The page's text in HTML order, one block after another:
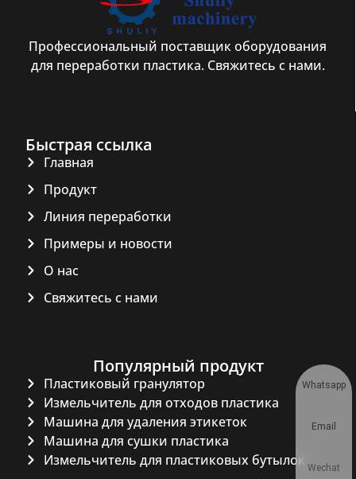
Профессиональный поставщик оборудования
для переработки пластика. Свяжитесь с нами.
Быстрая ссылка
Главная
Продукт
Линия переработки
Примеры и новости
О нас
Свяжитесь с нами
Популярный продукт
Пластиковый гранулятор
Измельчитель для отходов пластика
Машина для удаления этикеток
Машина для сушки пластика
Измельчитель для пластиковых бутылок
Whatsapp
Email
Wechat